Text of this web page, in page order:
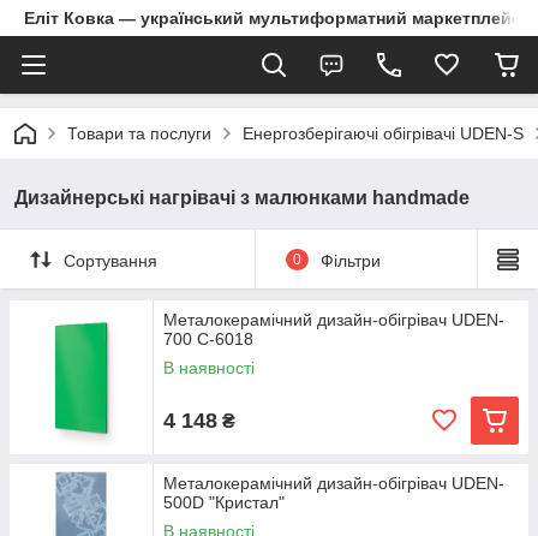
Еліт Ковка — український мультиформатний маркетплейс
Товари та послуги Енергозберігаючі обігрівачі UDEN-S
Дизайнерські нагрівачі з малюнками handmade
Сортування 0 Фільтри
Металокерамічний дизайн-обігрівач UDEN-
700 С-6018
В наявності
4 148 ₴
Металокерамічний дизайн-обігрівач UDEN-
500D "Кристал"
В наявності